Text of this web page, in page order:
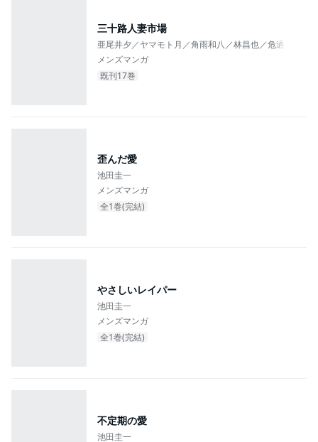
三十路人妻市場
亜尾井夕／ヤマモト月／角雨和八／林昌也／危過／東海
メンズマンガ
既刊17巻
歪んだ愛
池田圭一
メンズマンガ
全1巻(完結)
やさしいレイパー
池田圭一
メンズマンガ
全1巻(完結)
不定期の愛
池田圭一